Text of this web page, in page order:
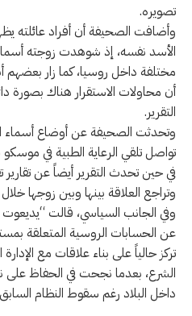
تصويره.
وأضافت الصحيفة أن أفراد عائلته
الأسد نفسه، إذ شوهدت زوجته
مختلفة داخل روسيا، كما زار بعضهم
أن محاولات الاستقرار هناك بصورة
التقرير.
وتحدثت الصحيفة عن أوضاع أسماء
تواصل تلقي الرعاية الطبية في
في حين تحدث التقرير أيضاً عن تقارير
وتراجع العلاقة بينها وبين زوجها
وفي الجانب السياسي، قالت
عن الحسابات الروسية المتعلقة
تركز حالياً على بناء علاقات مع
الشرع، بعدما نجحت في الحفاظ على
داخل البلاد رغم سقوط النظام